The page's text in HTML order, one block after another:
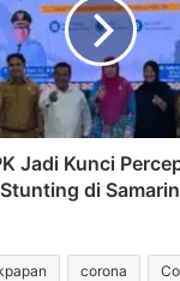
Jadi Kunci
Stunting di
corona